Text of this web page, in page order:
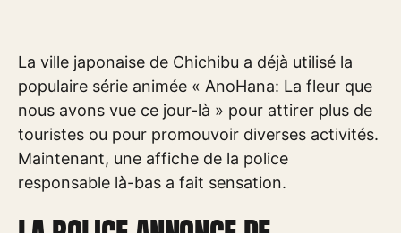
La ville japonaise de Chichibu a déjà utilisé la
populaire série animée « AnoHana: La fleur que
nous avons vue ce jour-là » pour attirer plus de
touristes ou pour promouvoir diverses activités.
Maintenant, une affiche de la police
responsable là-bas a fait sensation.